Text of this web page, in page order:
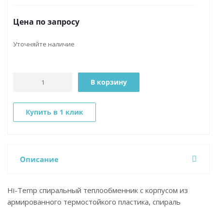
Цена по запросу
Уточняйте наличие
В корзину
Купить в 1 клик
Описание
Hi-Temp спиральный теплообменник с корпусом из
армированного термостойкого пластика, спираль